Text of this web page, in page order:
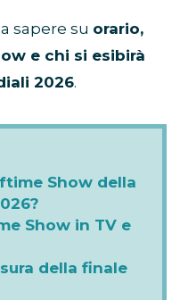
sapere su orario,
e chi si esibirà
2026.
Show della
Show in TV e
della finale